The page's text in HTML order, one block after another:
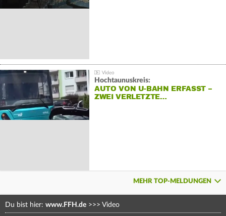
Hochtaunuskreis:
AUTO VON U-BAHN ERFASST –
ZWEI VERLETZTE…
MEHR TOP-MELDUNGEN
Du bist hier: www.FFH.de >>> Video